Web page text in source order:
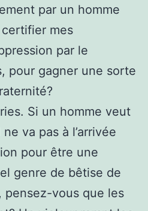
par un homme
mes
par le
pour gagner une sorte
Si un homme veut
va pas à l’arrivée
pour être une
genre de bêtise de
pensez-vous que les